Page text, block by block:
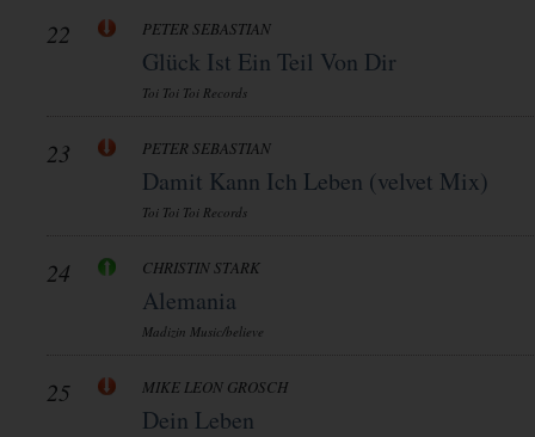
22 PETER SEBASTIAN
Glück Ist Ein Teil Von Dir
Toi Toi Toi Records
23 PETER SEBASTIAN
Damit Kann Ich Leben (velvet Mix)
Toi Toi Toi Records
24 CHRISTIN STARK
Alemania
Madizin Music/believe
25 MIKE LEON GROSCH
Dein Leben